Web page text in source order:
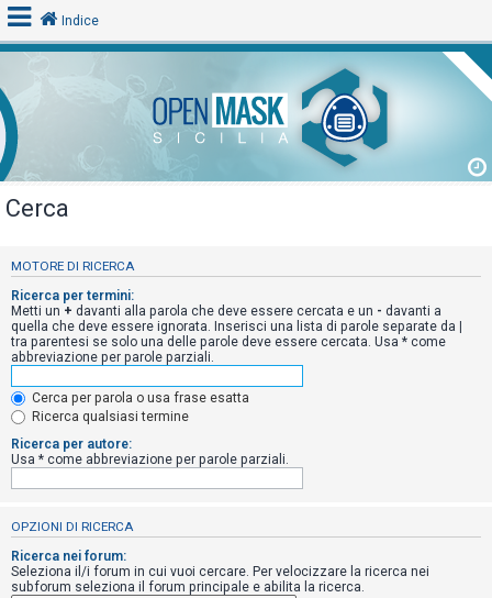
o
g
i
n
A
r
g
o
m
e
n
s
e
n
Indice
Cerca
MOTORE DI RICERCA
Ricerca per termini:
Metti un + davanti alla parola che deve essere cercata e un - davanti a
quella che deve essere ignorata. Inserisci una lista di parole separate da |
tra parentesi se solo una delle parole deve essere cercata. Usa * come
abbreviazione per parole parziali.
Cerca per parola o usa frase esatta
Ricerca qualsiasi termine
Ricerca per autore:
Usa * come abbreviazione per parole parziali.
OPZIONI DI RICERCA
Ricerca nei forum:
Seleziona il/i forum in cui vuoi cercare. Per velocizzare la ricerca nei
subforum seleziona il forum principale e abilita la ricerca.